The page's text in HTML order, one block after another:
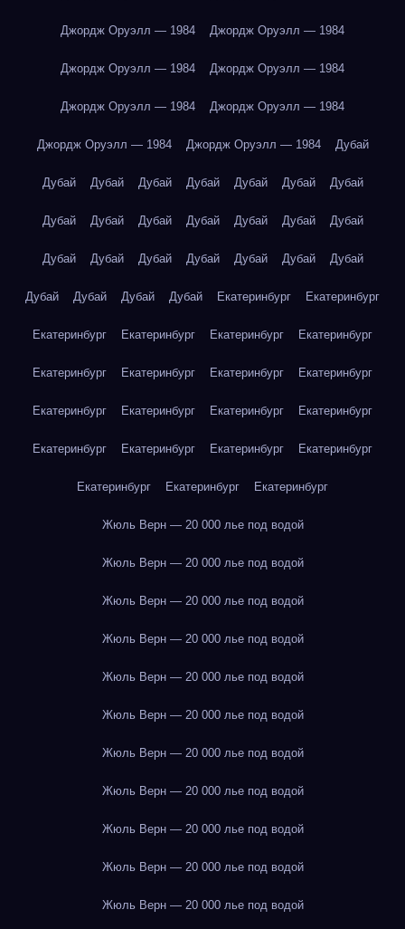
Джордж Оруэлл — 1984 Джордж Оруэлл — 1984
Джордж Оруэлл — 1984 Джордж Оруэлл — 1984
Джордж Оруэлл — 1984 Джордж Оруэлл — 1984
Джордж Оруэлл — 1984 Джордж Оруэлл — 1984 Дубай
Дубай Дубай Дубай Дубай Дубай Дубай Дубай
Дубай Дубай Дубай Дубай Дубай Дубай Дубай
Дубай Дубай Дубай Дубай Дубай Дубай Дубай
Дубай Дубай Дубай Дубай Екатеринбург Екатеринбург
Екатеринбург Екатеринбург Екатеринбург Екатеринбург
Екатеринбург Екатеринбург Екатеринбург Екатеринбург
Екатеринбург Екатеринбург Екатеринбург Екатеринбург
Екатеринбург Екатеринбург Екатеринбург Екатеринбург
Екатеринбург Екатеринбург Екатеринбург
Жюль Верн — 20 000 лье под водой
Жюль Верн — 20 000 лье под водой
Жюль Верн — 20 000 лье под водой
Жюль Верн — 20 000 лье под водой
Жюль Верн — 20 000 лье под водой
Жюль Верн — 20 000 лье под водой
Жюль Верн — 20 000 лье под водой
Жюль Верн — 20 000 лье под водой
Жюль Верн — 20 000 лье под водой
Жюль Верн — 20 000 лье под водой
Жюль Верн — 20 000 лье под водой